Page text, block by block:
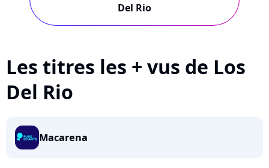
Del Rio
Les titres les + vus de Los
Del Rio
Macarena